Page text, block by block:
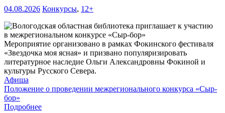
04.08.2026 Конкурсы, 12+
Мероприятие организовано в рамках Фокинского фестиваля
«Звездочка моя ясная» и призвано популяризировать
литературное наследие Ольги Александровны Фокиной и
культуры Русского Севера.
Афиша
Положение о проведении межрегионального конкурса «Сыр-
бор»
Подробнее